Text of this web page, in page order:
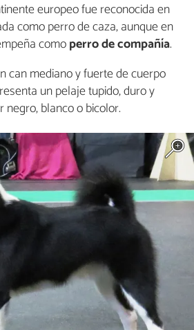
europeo fue reconocida en
como perro de caza, aunque en
comoperro de compañía.
can mediano y fuerte de cuerpo
un pelaje tupido, duro y
negro, blanco o bicolor.